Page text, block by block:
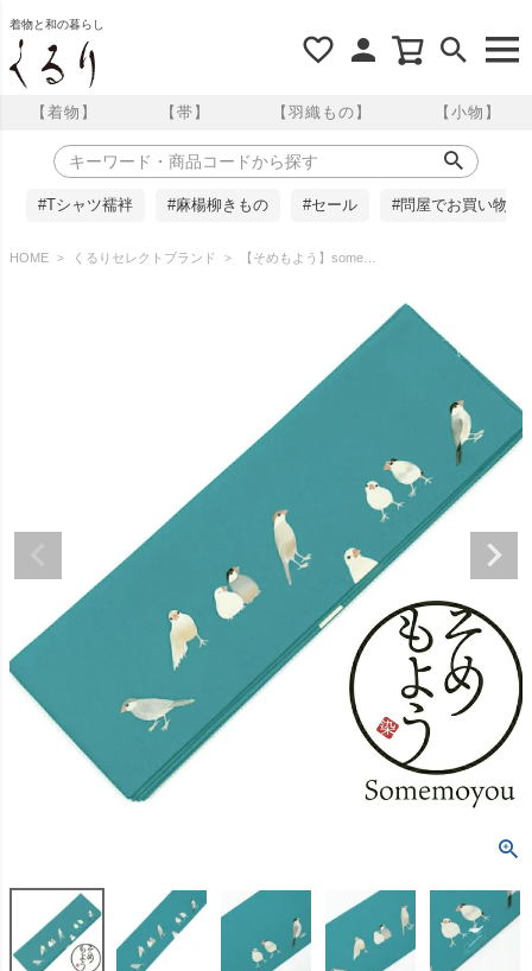
着物と和の暮らし
【着物】 【帯】 【羽織もの】 【小物】
#Tシャツ襦袢 #麻楊柳きもの #セール #問屋でお買い物
HOME くるりセレクトブランド 【そめもよう】some-pri 半幅帯 「文鳥図鑑 浅葱色」 くるり